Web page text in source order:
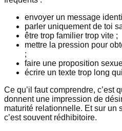
envoyer un message
parler uniquement de toi
être trop familier trop vite ;
mettre la pression pour
;
faire une proposition
écrire un texte trop long
Ce qu’il faut comprendre, c’est
donnent une impression de
maturité relationnelle. Et sur un
c’est souvent rédhibitoire.